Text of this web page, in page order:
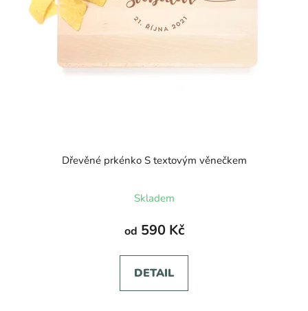
Dřevěné prkénko S textovým věnečkem
Skladem
od 590 Kč
DETAIL